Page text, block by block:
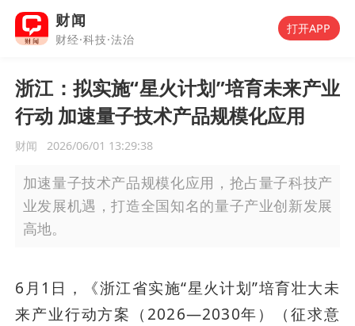
财闻
财经·科技·法治
打开APP
浙江：拟实施“星火计划”培育未来产业
行动 加速量子技术产品规模化应用
财闻 2026/06/01 13:29:38
加速量子技术产品规模化应用，抢占量子科技产
业发展机遇，打造全国知名的量子产业创新发展
高地。
6月1日，《浙江省实施“星火计划”培育壮大未
来产业行动方案（2026—2030年）（征求意